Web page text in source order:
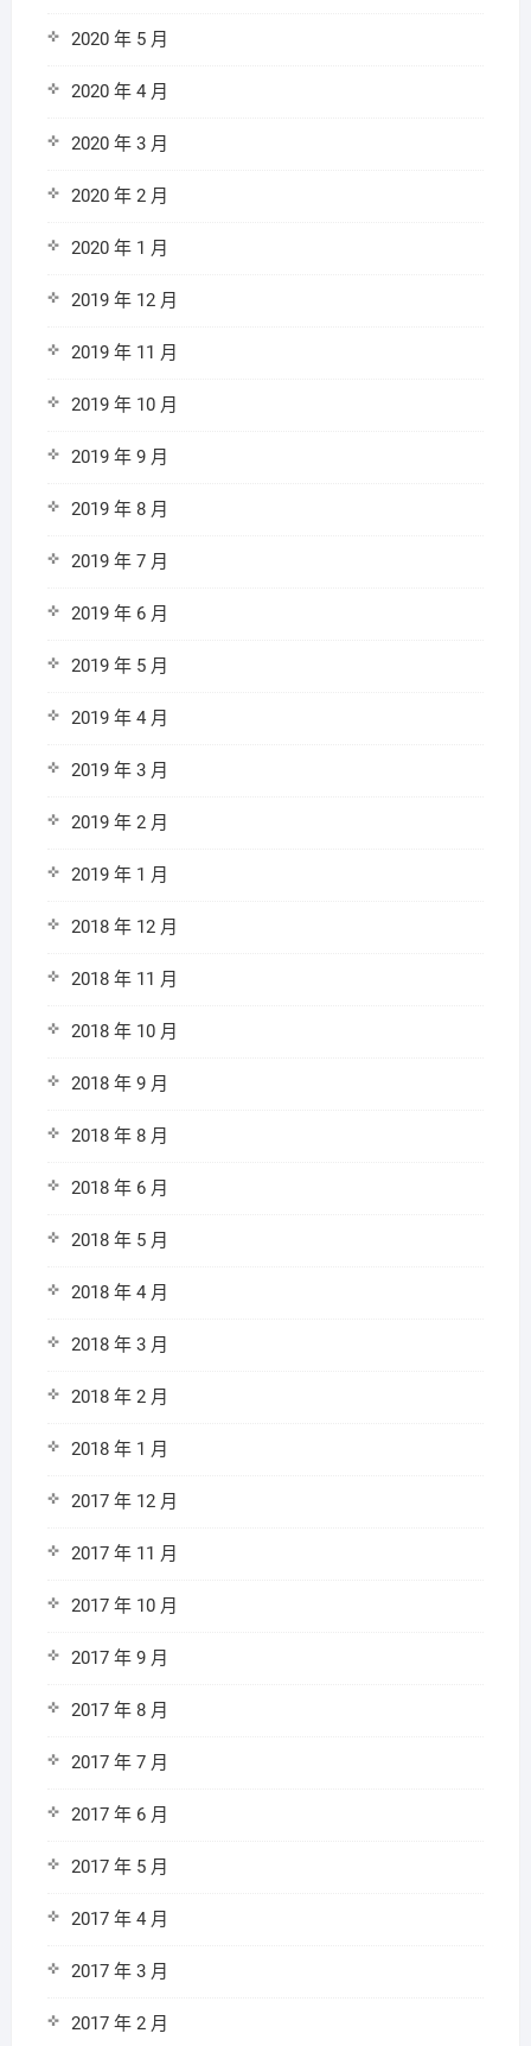
2020 年 5 月
2020 年 4 月
2020 年 3 月
2020 年 2 月
2020 年 1 月
2019 年 12 月
2019 年 11 月
2019 年 10 月
2019 年 9 月
2019 年 8 月
2019 年 7 月
2019 年 6 月
2019 年 5 月
2019 年 4 月
2019 年 3 月
2019 年 2 月
2019 年 1 月
2018 年 12 月
2018 年 11 月
2018 年 10 月
2018 年 9 月
2018 年 8 月
2018 年 6 月
2018 年 5 月
2018 年 4 月
2018 年 3 月
2018 年 2 月
2018 年 1 月
2017 年 12 月
2017 年 11 月
2017 年 10 月
2017 年 9 月
2017 年 8 月
2017 年 7 月
2017 年 6 月
2017 年 5 月
2017 年 4 月
2017 年 3 月
2017 年 2 月